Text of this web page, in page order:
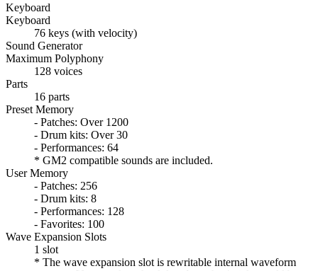
Keyboard
Keyboard
76 keys (with velocity)
Sound Generator
Maximum Polyphony
128 voices
Parts
16 parts
Preset Memory
- Patches: Over 1200
- Drum kits: Over 30
- Performances: 64
* GM2 compatible sounds are included.
User Memory
- Patches: 256
- Drum kits: 8
- Performances: 128
- Favorites: 100
Wave Expansion Slots
1 slot
* The wave expansion slot is rewritable internal waveform